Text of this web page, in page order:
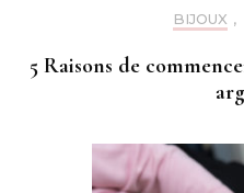
BIJOUX ,
5 Raisons de